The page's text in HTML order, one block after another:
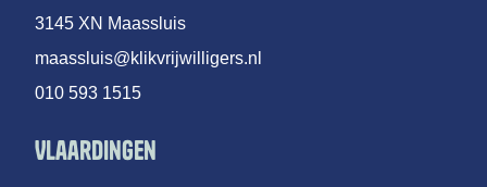
3145 XN Maassluis
maassluis@klikvrijwilligers.nl
010 593 1515
Vlaardingen